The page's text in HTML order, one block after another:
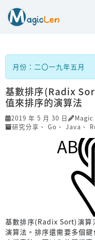
月份：二〇一九年五月
基數排序(Radix
值來排序的演算法
2019 年 5 月 30 日
Magic
研究分享 、 Go 、 Java 、
基數排序(Radix Sort)演算
演算法。排序還需要多個